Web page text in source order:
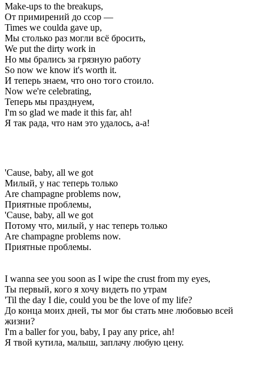
Make-ups to the breakups,
От примирений до ссор —
Times we coulda gave up,
Мы столько раз могли всё бросить,
We put the dirty work in
Но мы брались за грязную работу
So now we know it's worth it.
И теперь знаем, что оно того стоило.
Now we're celebrating,
Теперь мы празднуем,
I'm so glad we made it this far, ah!
Я так рада, что нам это удалось, а-а!
'Cause, baby, all we got
Милый, у нас теперь только
Are champagne problems now,
Приятные проблемы,
'Cause, baby, all we got
Потому что, милый, у нас теперь только
Are champagne problems now.
Приятные проблемы.
I wanna see you soon as I wipe the crust from my eyes,
Ты первый, кого я хочу видеть по утрам
'Til the day I die, could you be the love of my life?
До конца моих дней, ты мог бы стать мне любовью всей
жизни?
I'm a baller for you, baby, I pay any price, ah!
Я твой кутила, малыш, заплачу любую цену.